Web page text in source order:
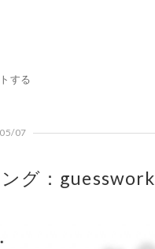
する
07
グ：guesswork